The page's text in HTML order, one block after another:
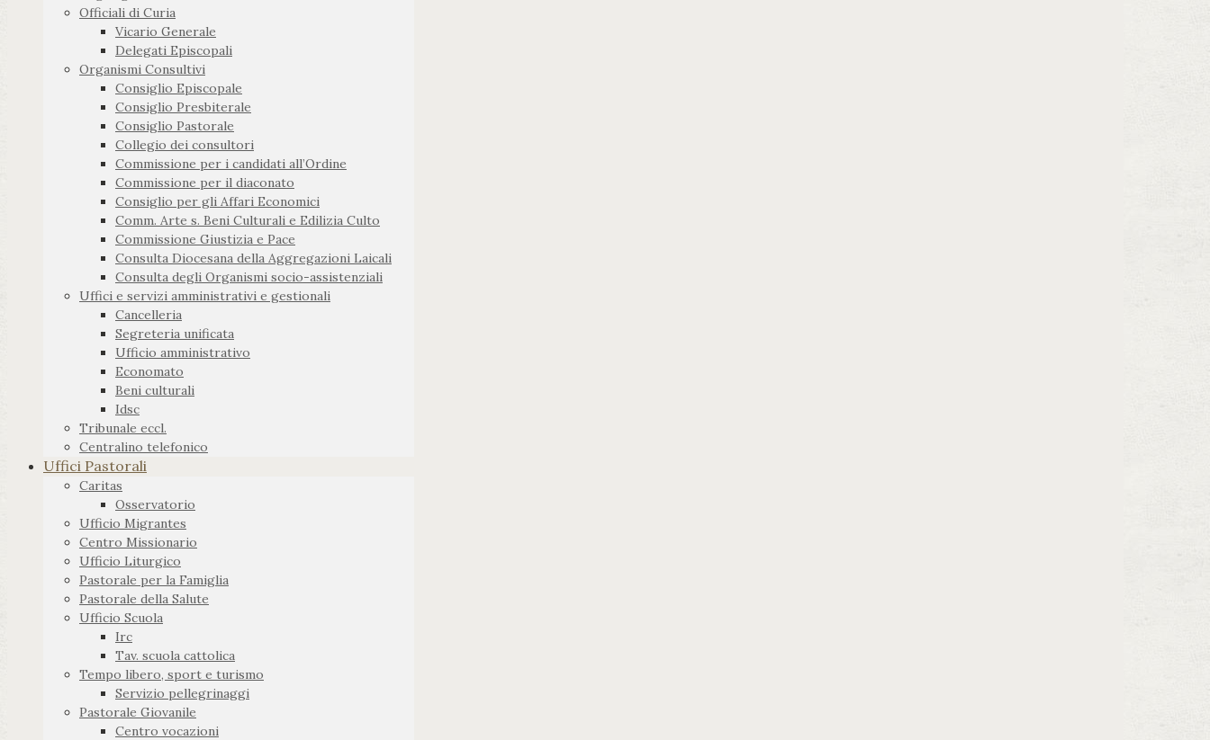
Officiali di Curia
Vicario Generale
Delegati Episcopali
Organismi Consultivi
Consiglio Episcopale
Consiglio Presbiterale
Consiglio Pastorale
Collegio dei consultori
Commissione per i candidati all’Ordine
Commissione per il diaconato
Consiglio per gli Affari Economici
Comm. Arte s. Beni Culturali e Edilizia Culto
Commissione Giustizia e Pace
Consulta Diocesana della Aggregazioni Laicali
Consulta degli Organismi socio-assistenziali
Uffici e servizi amministrativi e gestionali
Cancelleria
Segreteria unificata
Ufficio amministrativo
Economato
Beni culturali
Idsc
Tribunale eccl.
Centralino telefonico
Uffici Pastorali
Caritas
Osservatorio
Ufficio Migrantes
Centro Missionario
Ufficio Liturgico
Pastorale per la Famiglia
Pastorale della Salute
Ufficio Scuola
Irc
Tav. scuola cattolica
Tempo libero, sport e turismo
Servizio pellegrinaggi
Pastorale Giovanile
Centro vocazioni